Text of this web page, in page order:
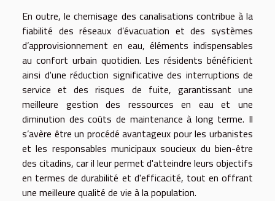
En outre, le chemisage des canalisations contribue à la
fiabilité des réseaux d’évacuation et des systèmes
d’approvisionnement en eau, éléments indispensables
au confort urbain quotidien. Les résidents bénéficient
ainsi d'une réduction significative des interruptions de
service et des risques de fuite, garantissant une
meilleure gestion des ressources en eau et une
diminution des coûts de maintenance à long terme. Il
s’avère être un procédé avantageux pour les urbanistes
et les responsables municipaux soucieux du bien-être
des citadins, car il leur permet d'atteindre leurs objectifs
en termes de durabilité et d'efficacité, tout en offrant
une meilleure qualité de vie à la population.